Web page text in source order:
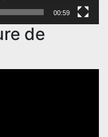
00:59
de